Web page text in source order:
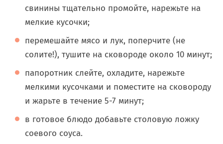
свинины тщательно промойте, нарежьте на
мелкие кусочки;
перемешайте мясо и лук, поперчите (не
солите!), тушите на сковороде около 10 минут;
папоротник слейте, охладите, нарежьте
мелкими кусочками и поместите на сковороду
и жарьте в течение 5-7 минут;
в готовое блюдо добавьте столовую ложку
соевого соуса.